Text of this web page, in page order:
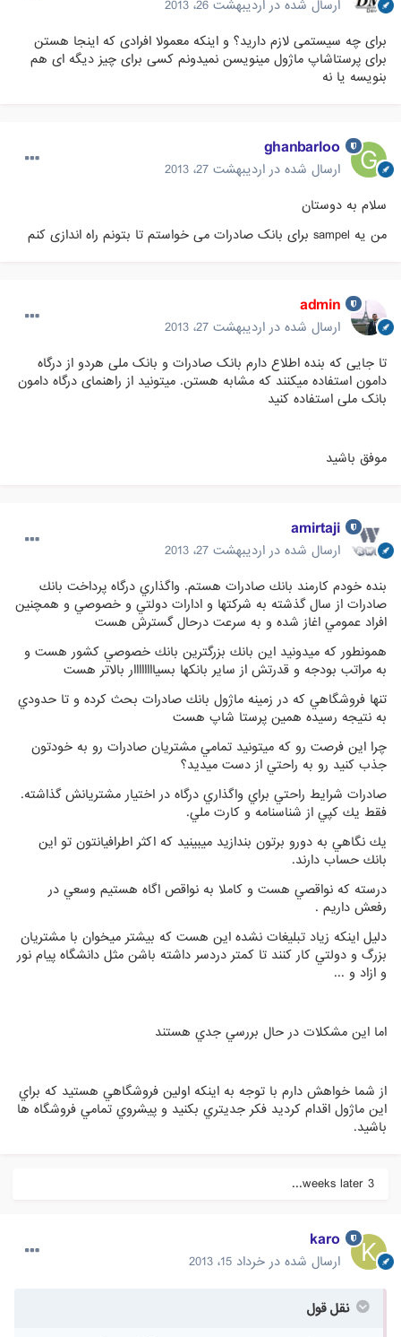
ارسال شده در اردیبهشت 26، 2013
برای چه سیستمی لازم دارید؟ و اینکه معمولا افرادی که اینجا هستن
برای پرستاشاپ ماژول مینویسن نمیدونم کسی برای چیز دیگه ای هم
بنویسه یا نه
ghanbarloo
ارسال شده در اردیبهشت 27، 2013
سلام به دوستان
من یه sampel برای بانک صادرات می خواستم تا بتونم راه اندازی کنم
admin
ارسال شده در اردیبهشت 27، 2013
تا جایی که بنده اطلاع دارم بانک صادرات و بانک ملی هردو از درگاه
دامون استفاده میکنند که مشابه هستن. میتونید از راهنمای درگاه دامون
بانک ملی استفاده کنید
موفق باشید
amirtaji
ارسال شده در اردیبهشت 27، 2013
بنده خودم كارمند بانك صادرات هستم. واگذاري درگاه پرداخت بانك
صادرات از سال گذشته به شركتها و ادارات دولتي و خصوصي و همچنين
افراد عمومي اغاز شده و به سرعت درحال گسترش هست
همونطور كه ميدونيد اين بانك بزرگترين بانك خصوصي كشور هست و
به مراتب بودجه و قدرتش از ساير بانكها بسياااااااار بالاتر هست
تنها فروشگاهي كه در زمينه ماژول بانك صادرات بحث كرده و تا حدودي
به نتيجه رسيده همين پرستا شاپ هست
چرا اين فرصت رو كه ميتونيد تمامي مشتريان صادرات رو به خودتون
جذب كنيد رو به راحتي از دست ميديد؟
صادرات شرايط راحتي براي واگذاري درگاه در اختيار مشتريانش گذاشته.
فقط يك كپي از شناسنامه و كارت ملي.
يك نگاهي به دورو برتون بندازيد ميبينيد كه اكثر اطرافيانتون تو اين
بانك حساب دارند.
درسته كه نواقصي هست و كاملا به نواقص اگاه هستيم وسعي در
رفعش داريم .
دليل اينكه زياد تبليغات نشده اين هست كه بيشتر ميخوان با مشتريان
بزرگ و دولتي كار كنند تا كمتر دردسر داشته باشن مثل دانشگاه پيام نور
و ازاد و ...
اما اين مشكلات در حال بررسي جدي هستند
از شما خواهش دارم با توجه به اينكه اولين فروشگاهي هستيد كه براي
اين ماژول اقدام كرديد فكر جديتري بكنيد و پيشروي تمامي فروشگاه ها
باشيد.
3 weeks later...
karo
ارسال شده در خرداد 15، 2013
نقل قول